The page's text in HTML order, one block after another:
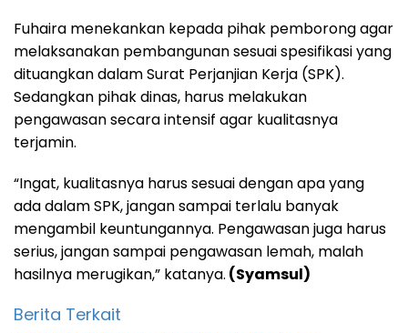
Fuhaira menekankan kepada pihak pemborong agar
melaksanakan pembangunan sesuai spesifikasi yang
dituangkan dalam Surat Perjanjian Kerja (SPK).
Sedangkan pihak dinas, harus melakukan
pengawasan secara intensif agar kualitasnya
terjamin.
“Ingat, kualitasnya harus sesuai dengan apa yang
ada dalam SPK, jangan sampai terlalu banyak
mengambil keuntungannya. Pengawasan juga harus
serius, jangan sampai pengawasan lemah, malah
hasilnya merugikan,” katanya. (Syamsul)
Berita Terkait